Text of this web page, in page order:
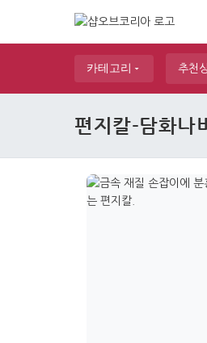
카테고리 추천
편지칼-담화나비